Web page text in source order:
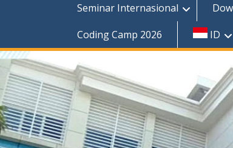
Seminar Internasional
Coding Camp 2026
ID